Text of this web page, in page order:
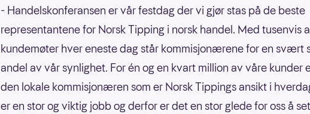
- Handelskonferansen er vår festdag der vi gjør stas på de beste
representantene for Norsk Tipping i norsk handel. Med tusenvis
kundemøter hver eneste dag står kommisjonærene for en svært
andel av vår synlighet. For én og en kvart million av våre kunder
den lokale kommisjonæren som er Norsk Tippings ansikt i
er en stor og viktig jobb og derfor er det en stor glede for oss å